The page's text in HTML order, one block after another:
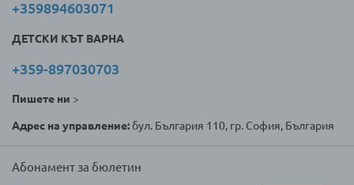
+359894603071
ДЕТСКИ КЪТ ВАРНА
+359-897030703
Пишете ни >
Адрес на управление:бул. България 110, гр. София, България
Абонамент за бюлетин